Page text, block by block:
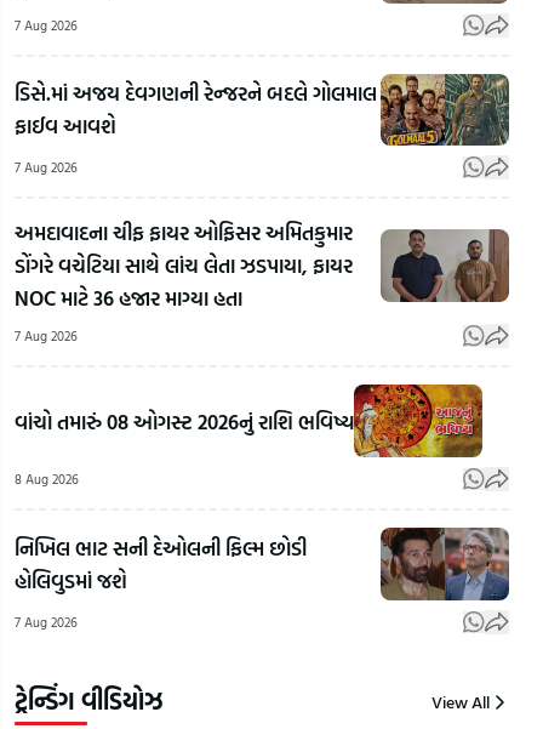
7 Aug 2026
ડિસે.માં અજય દેવગણની રેન્જરને બદલે ગોલમાલ
ફાઈવ આવશે
7 Aug 2026
અમદાવાદના ચીફ ફાયર ઓફિસર અમિતકુમાર
ડોંગરે વચેટિયા સાથે લાંચ લેતા ઝડપાયા, ફાયર
NOC માટે 36 હજાર માગ્યા હતા
7 Aug 2026
વાંચો તમારું 08 ઓગસ્ટ 2026નું રાશિ ભવિષ્ય
8 Aug 2026
નિખિલ ભાટ સની દેઓલની ફિલ્મ છોડી
હોલિવુડમાં જશે
7 Aug 2026
ટ્રેન્ડિંગ વીડિયોઝ View All
જતો 23
સ્ક્રેપ
જ ગાયબ!
રાજકોટમાં
₹2.37
કરોડના
ભાંડાફોડ
8
પોસ્ટ ઓફિસ
કાળો